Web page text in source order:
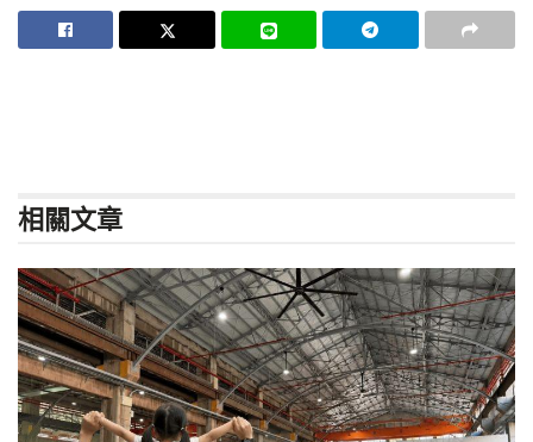
相關文章